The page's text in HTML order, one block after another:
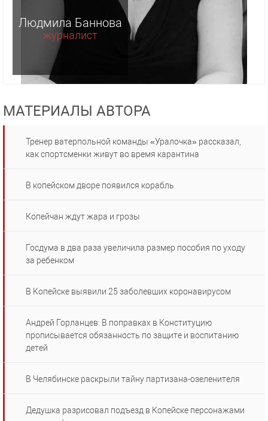
Людмила Баннова
журналист
МАТЕРИАЛЫ АВТОРА
Тренер ватерпольной команды «Уралочка» рассказал,
как спортсменки живут во время карантина
В копейском дворе появился корабль
Копейчан ждут жара и грозы
Госдума в два раза увеличила размер пособия по уходу
за ребенком
В Копейске выявили 25 заболевших коронавирусом
Андрей Горланцев: В поправках в Конституцию
прописывается обязанность по защите и воспитанию
детей
В Челябинске раскрыли тайну партизана-озеленителя
Дедушка разрисовал подъезд в Копейске персонажами